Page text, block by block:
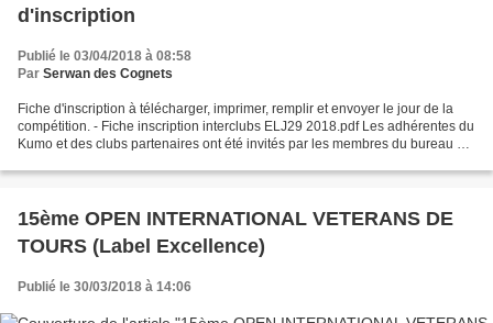
d'inscription
Publié le 03/04/2018 à 08:58
Par Serwan des Cognets
Fiche d'inscription à télécharger, imprimer, remplir et envoyer le jour de la
compétition. - Fiche inscription interclubs ELJ29 2018.pdf Les adhérentes du
Kumo et des clubs partenaires ont été invités par les membres du bureau de
15ème OPEN INTERNATIONAL VETERANS DE
TOURS (Label Excellence)
Publié le 30/03/2018 à 14:06